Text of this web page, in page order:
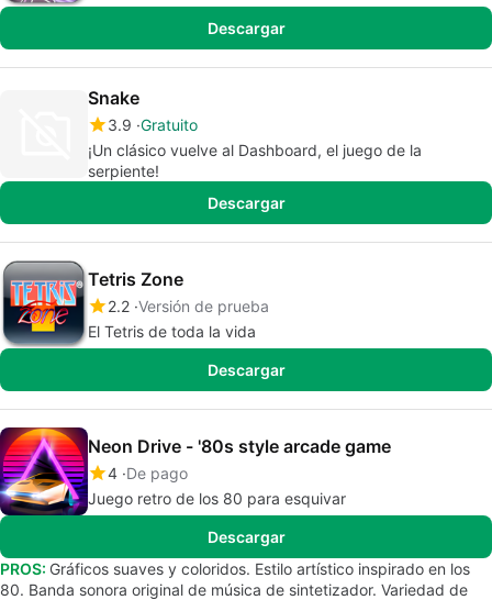
Descargar
Snake
3.9 Gratuito
¡Un clásico vuelve al Dashboard, el juego de la
serpiente!
Descargar
Tetris Zone
2.2 Versión de prueba
El Tetris de toda la vida
Descargar
Neon Drive - '80s style arcade game
4 De pago
Juego retro de los 80 para esquivar
Descargar
PROS: Gráficos suaves y coloridos. Estilo artístico inspirado en los
80. Banda sonora original de música de sintetizador. Variedad de